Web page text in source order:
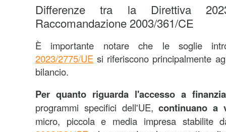
Differenze tra la Direttiva
Raccomandazione 2003/361/CE
È importante notare che le soglie
2023/2775/UE si riferiscono principalmente
bilancio.
Per quanto riguarda l'accesso a
programmi specifici dell'UE,continuano a
micro, piccola e media impresa stabilite